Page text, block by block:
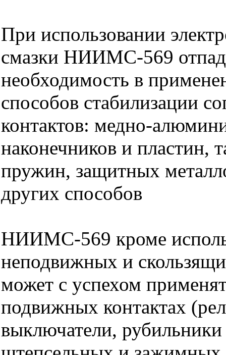
При использовании
смазки НИИМС-569
необходимость в
способов стабилизации
контактов: медно-
наконечников и пластин,
пружин, защитных
других способов
НИИМС-569 кроме
неподвижных и
может с успехом
подвижных контактах
выключатели, рубильники